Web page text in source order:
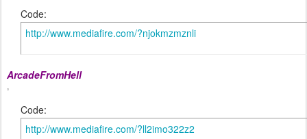
Code:
http://www.mediafire.com/?njokmzmznli
ArcadeFromHell
Code:
http://www.mediafire.com/?ll2imo322z2